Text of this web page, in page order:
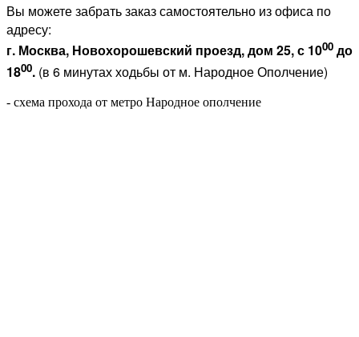
Вы можете забрать заказ самостоятельно из офиса по
адресу:
г. Москва, Новохорошевский проезд, дом 25, с 1000 до
1800. (в 6 минутах ходьбы от м. Народное Ополчение)
- схема прохода от метро Народное ополчение